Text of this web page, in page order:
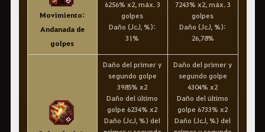
Movimiento:
Andanada de
golpes
6256% x2, máx. 3
golpes
Daño (JcJ, %):
31%
7243% x2, máx. 3
golpes
Daño (JcJ, %):
26,78%
Daño del primer y
segundo golpe
3985% x2
Daño del último
golpe 6234% x2
Daño (JcJ, %) del
Daño del primer y
segundo golpe
4304% x2
Daño del último
golpe 6733% x2
Daño (JcJ, %) del